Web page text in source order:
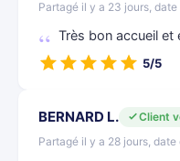
Partagé il y a 23 jours,
Très bon accueil et
5/5
BERNARD L.
Client
Partagé il y a 28 jours,